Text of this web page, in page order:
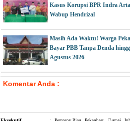
Kasus Korupsi BPR Indra
Wabup Hendrizal
Masih Ada Waktu! Warga
Bayar PBB Tanpa Denda
Agustus 2026
Komentar Anda :